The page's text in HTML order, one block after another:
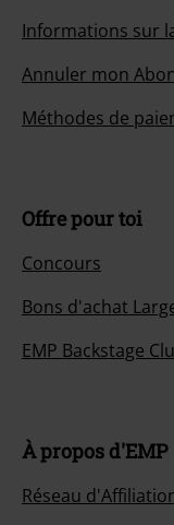
Informations sur
Annuler mon
Méthodes de
Offre pour toi
Concours
Bons d'achat
EMP Backstage
À propos d'EMP
Réseau